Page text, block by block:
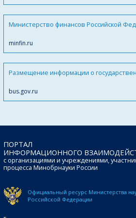
Министерство финансов Российской
minfin.ru
Размещение информации о
bus.gov.ru
ПОРТАЛ
ИНФОРМАЦИОННОГО
с организациями и учреждениями,
процесса Минобрнауки России
Официальный ресурс Министерства
Российской Федерации